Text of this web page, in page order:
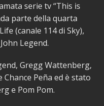
serie tv “This is
parte della quarta
(canale 114 di Sky),
Legend.
Gregg Wattenberg,
Chance Peña ed è stato
e Pom Pom.